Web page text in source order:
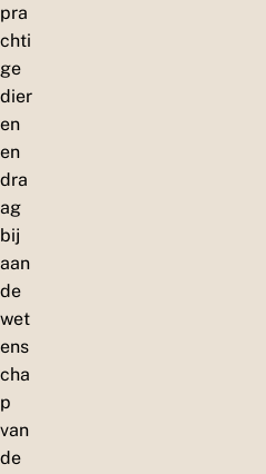
pra
chti
ge
dier
en
en
dra
ag
bij
aan
de
wet
ens
cha
p
van
de